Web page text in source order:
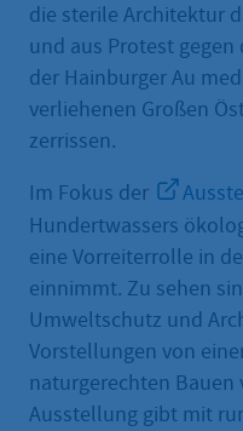
die sterile Architektur
und aus Protest
der Hainburger Au
verliehenen Großen
zerrissen.
Im Fokus der
Hundertwassers
eine Vorreiterrolle in
einnimmt. Zu sehen
Umweltschutz und
Vorstellungen von
naturgerechten Bauen
Ausstellung gibt mit